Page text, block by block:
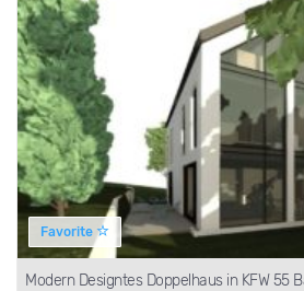
Favorite
Modern Designtes Doppelhaus in KFW 55